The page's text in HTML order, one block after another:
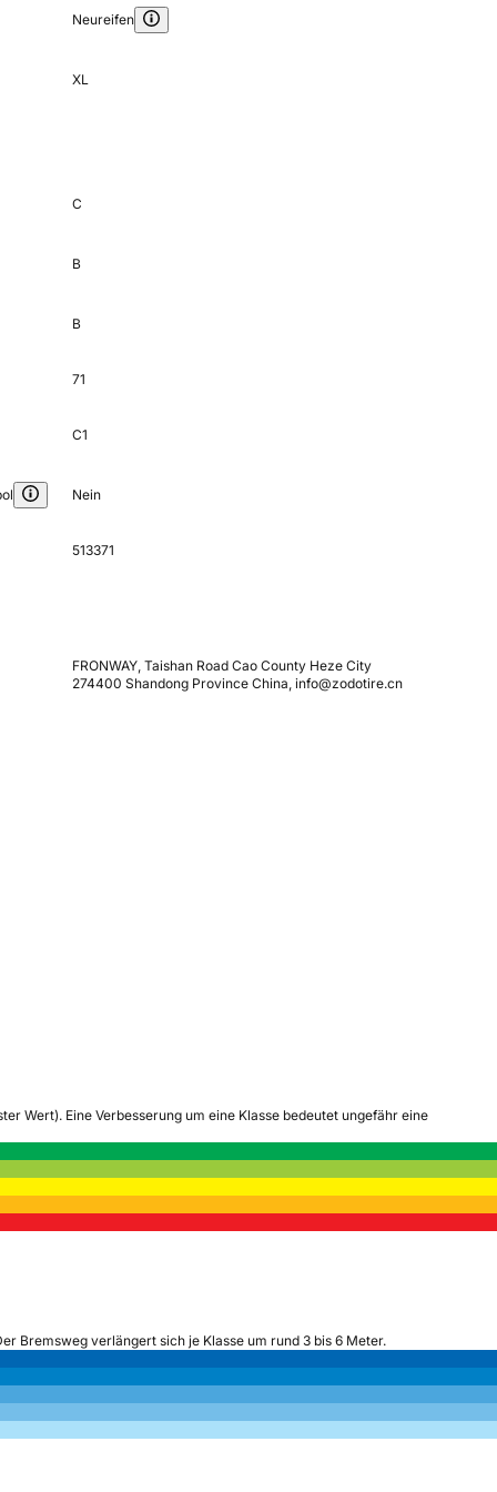
Neureifen
XL
C
B
B
71
C1
Nein
513371
FRONWAY, Taishan Road Cao County Heze City
274400 Shandong Province China, info@zodotire.cn
Wert). Eine Verbesserung um eine Klasse bedeutet ungefähr eine
Bremsweg verlängert sich je Klasse um rund 3 bis 6 Meter.